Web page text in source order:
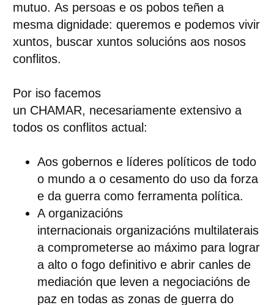
mutuo. As persoas e os pobos teñen a
mesma dignidade: queremos e podemos vivir
xuntos, buscar xuntos solucións aos nosos
conflitos.
Por iso facemos
un CHAMAR, necesariamente extensivo a
todos os conflitosactual:
Aos gobernos e líderes políticosde todo
o mundo a o cesamento do uso da forza
e da guerracomo ferramenta política.
A organizacións
internacionaisorganizacións multilaterais
a comprometerse ao máximo para lograr
a alto o fogo definitivoe abrir canles de
mediación que leven a negociacións de
paz en todas as zonas de guerra do